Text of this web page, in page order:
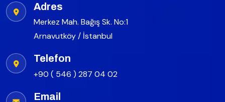
Adres
Merkez Mah. Bağış Sk. No:1
Arnavutköy / İstanbul
Telefon
+90 ( 546 ) 287 04 02
Email